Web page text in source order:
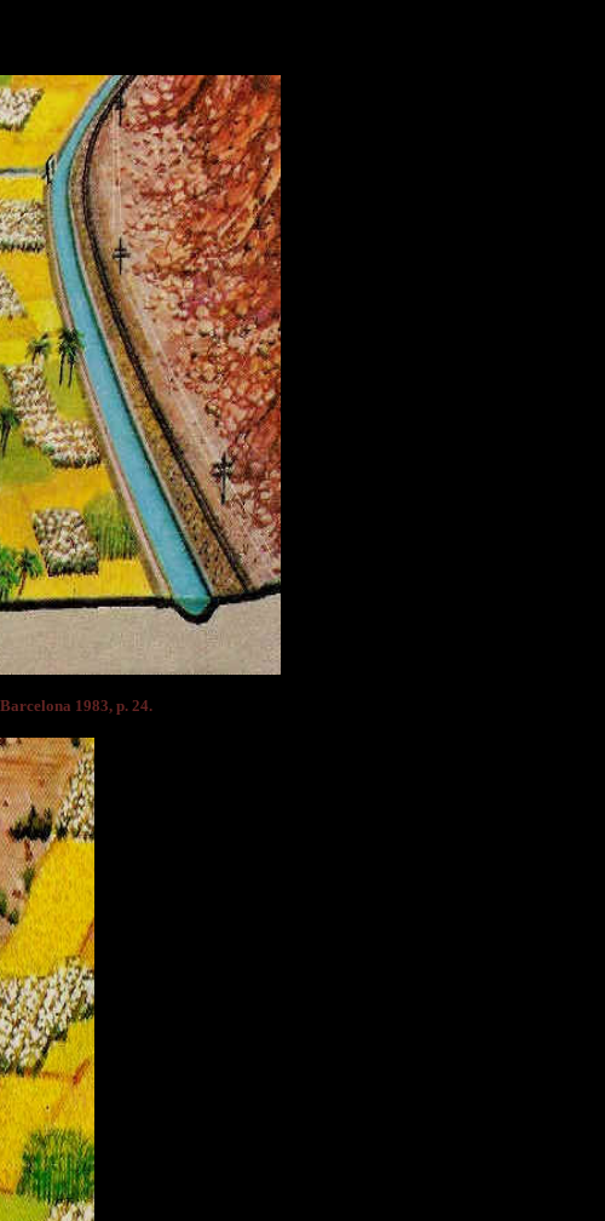
1983, p. 24.